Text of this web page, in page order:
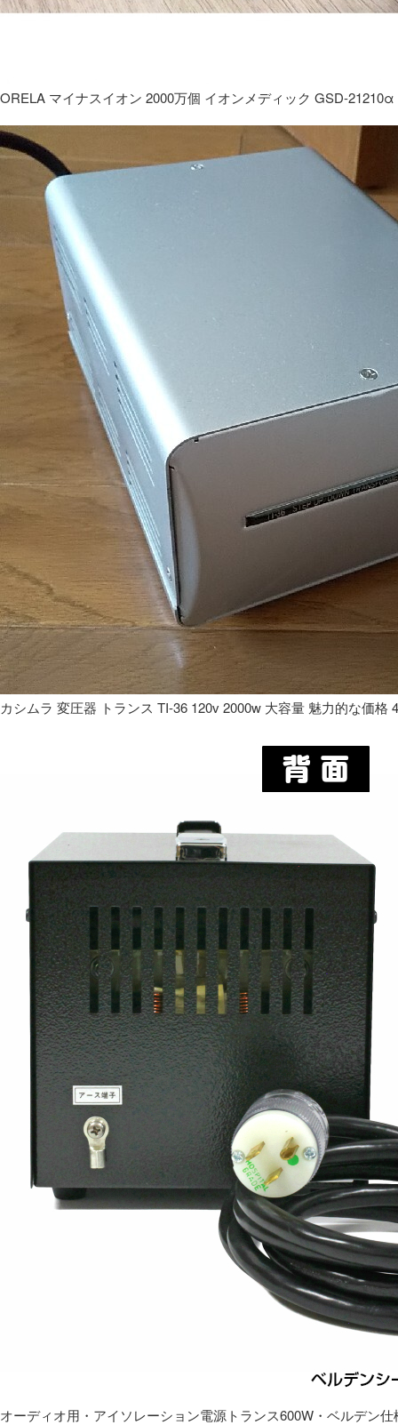
ORELA マイナスイオン 2000万個 イオンメディック GSD-21210α
カシムラ 変圧器 トランス TI-36 120v 2000w 大容量 魅力的な価格
オーディオ用・アイソレーション電源トランス600W・ベルデン仕